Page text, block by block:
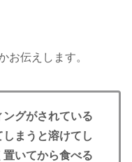
お伝えします。
グがされている
まうと溶けてし
置いてから食べる